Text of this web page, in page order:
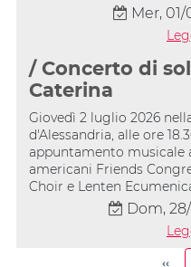
Mer,
/ Concerto di
Caterina
Giovedì 2 luglio 2026
d'Alessandria, alle ore
appuntamento musicale
americani Friends
Choir e Lenten
Dom,
‹‹